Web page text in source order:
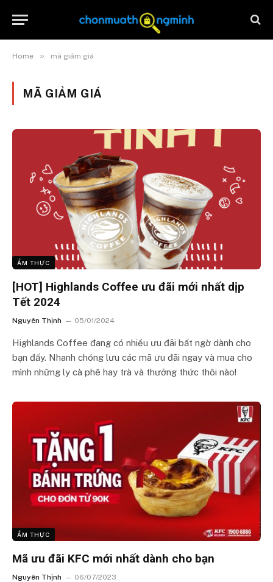
Home » mã giảm giá
MÃ GIẢM GIÁ
ẨM THỰC
[HOT] Highlands Coffee ưu đãi mới nhất dịp
Tết 2024
Nguyên Thịnh 05/01/2024
Highlands Coffee đang có nhiều ưu đãi bất ngờ dành cho
bạn đấy. Nhanh chóng lưu các mã ưu đãi ngay và mua cho
mình những ly cà phê hay trà và thưởng thức thôi nào!
ẨM THỰC
Mã ưu đãi KFC mới nhất dành cho bạn
Nguyên Thịnh 06/07/2023